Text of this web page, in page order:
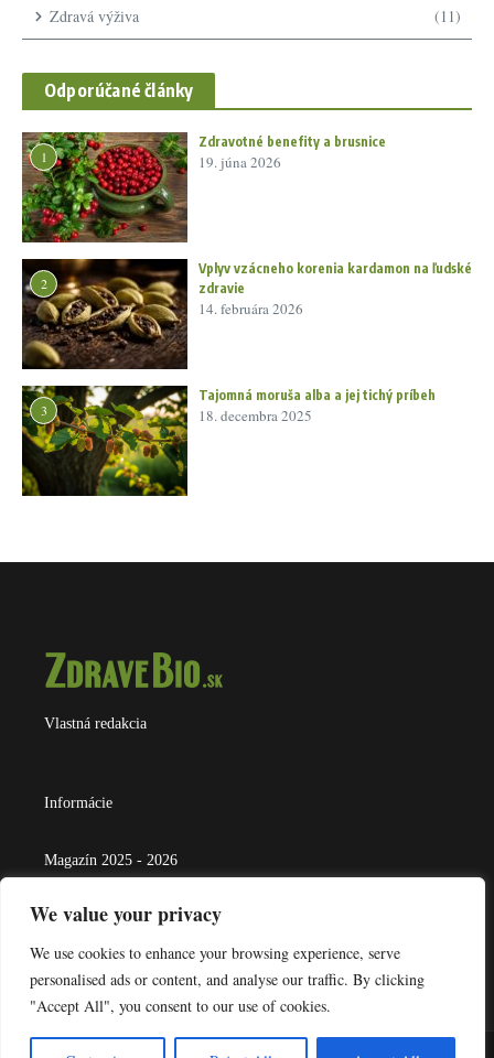
We value your privacy
We use cookies to enhance your browsing experience, serve
personalised ads or content, and analyse our traffic. By clicking
"Accept All", you consent to our use of cookies.
Zdravá výživa (11)
Odporúčané články
1
Zdravotné benefity a brusnice
19. júna 2026
2
Vplyv vzácneho korenia kardamon na ľudské
zdravie
14. februára 2026
3
Tajomná moruša alba a jej tichý príbeh
18. decembra 2025
Vlastná redakcia
Informácie
Magazín 2025 - 2026
info@zdravebio.sk